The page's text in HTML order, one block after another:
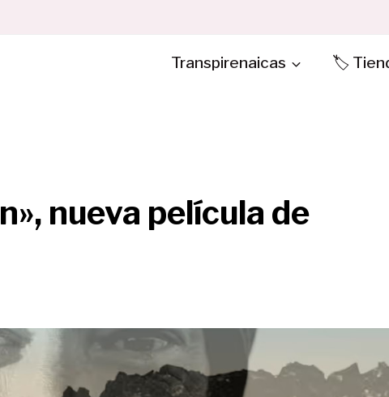
Transpirenaicas 🏷️
nueva película de